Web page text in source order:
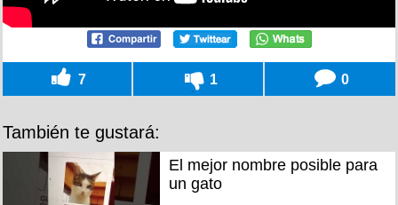
7 1 0
También te gustará:
El mejor nombre posible para
un gato